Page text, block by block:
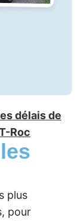
délais de
Roc
plus
pour